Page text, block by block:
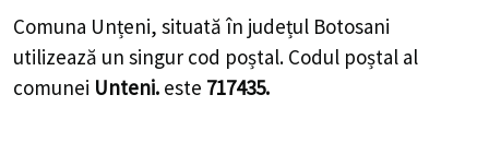
Comuna Unțeni, situată în județul Botosani
utilizează un singur cod poștal. Codul poștal al
comunei Unteni. este 717435.